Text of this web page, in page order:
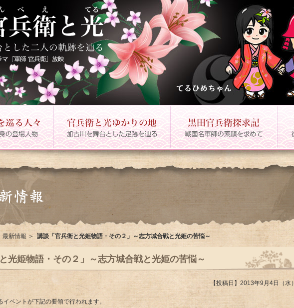
最新情報 講談「官兵衛と光姫物語・その２」～志方城合戦と光姫の苦悩～
光姫物語・その２」～志方城合戦と光姫の苦悩～
【投稿日】2013年9月4日（水
ベントが下記の要領で行われます。